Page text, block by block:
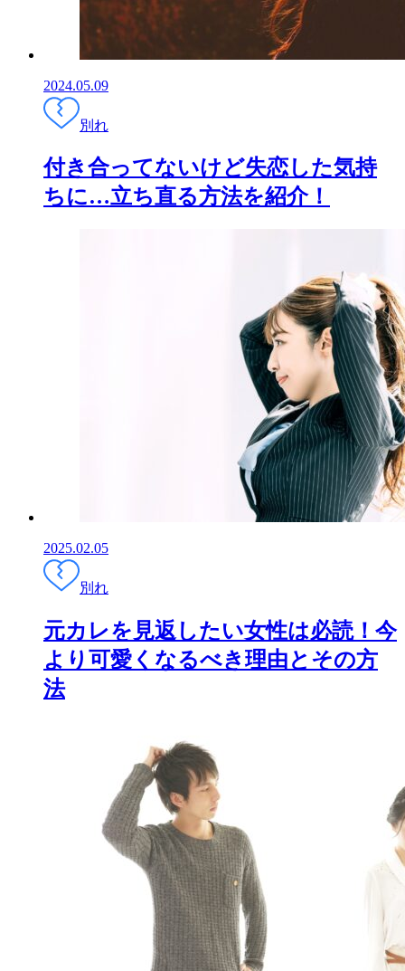
2024.05.09
別れ
付き合ってないけど失恋した気持
ちに…立ち直る方法を紹介！
2025.02.05
別れ
元カレを見返したい女性は必読！今
より可愛くなるべき理由とその方
法